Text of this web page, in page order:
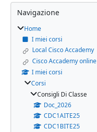
Blocchi
Salta Navigazione
Navigazione
Home
I miei corsi
Local Cisco Accademy
Cisco Accademy online
I miei corsi
Corsi
Consigli Di Classe
Doc_2026
CDC1AITE25
CDC1BITE25